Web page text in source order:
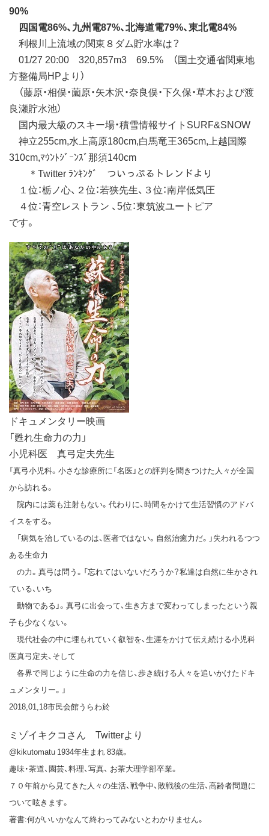
90%
四国電86%、九州電87%、北海道電79%、東北電84%
利根川上流域の関東８ダム貯水率は？
01/27 20:00 320,857m3 69.5% （国土交通省関東地
方整備局HPより）
（藤原・相俣・薗原・矢木沢・奈良俣・下久保・草木および渡
良瀬貯水池）
国内最大級のスキー場・積雪情報サイトSURF&SNOW
神立255cm,水上高原180cm,白馬竜王365cm,上越国際
310cm,ﾏｳﾝﾄｼﾞｰﾝｽﾞ那須140cm
＊Twitter ﾗﾝｷﾝｸﾞ ついっぷるトレンドより
１位：栃ノ心、２位：若狭先生、３位：南岸低気圧
４位：青空レストラン 、5位：東筑波ユートピア
です。
ドキュメンタリー映画
「甦れ生命力の力」
小児科医 真弓定夫先生
「真弓小児科。小さな診療所に「名医」との評判を聞きつけた人々が全国
から訪れる。
院内には薬も注射もない。代わりに、時間をかけて生活習慣のアドバ
イスをする。
「病気を治しているのは、医者ではない。自然治癒力だ。」失われるつつ
ある生命力
の力。真弓は問う。「忘れてはいないだろうか？私達は自然に生かされ
ている、いち
動物である」。真弓に出会って、生き方まで変わってしまったという親
子も少なくない。
現代社会の中に埋もれていく叡智を、生涯をかけて伝え続ける小児科
医真弓定夫、そして
各界で同じように生命の力を信じ、歩き続ける人々を追いかけたドキ
ュメンタリー。」
2018,01,18市民会館うらわ於
ミゾイキクコさん Twitterより
@kikutomatu 1934年生まれ 83歳。
趣味・茶道、園芸、料理、写真、 お茶大理学部卒業。
７０年前から見てきた人々の生活、戦争中、敗戦後の生活、高齢者問題に
ついて呟きます。
著書:何がいいかなんて終わってみないとわかりません。